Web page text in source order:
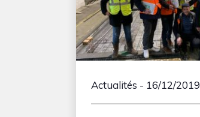
Actualités - 16/12/2019